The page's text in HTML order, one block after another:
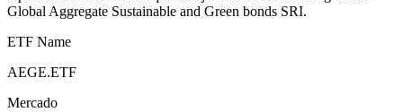
Global Aggregate Sustainable and Green bonds SRI.
ETF Name
AEGE.ETF
Mercado